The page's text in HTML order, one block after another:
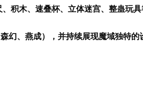
木、速叠杯、立体迷宫、整蛊
、燕成），并持续展现魔域独特